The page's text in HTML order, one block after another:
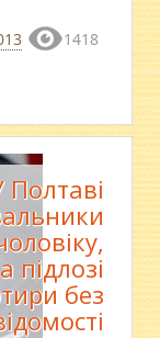
1418
Полтаві
підлозі
без